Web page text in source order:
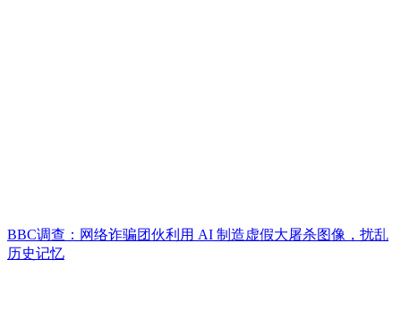
​BBC调查：网络诈骗团伙利用 AI 制造虚假大屠杀图像，扰乱
历史记忆